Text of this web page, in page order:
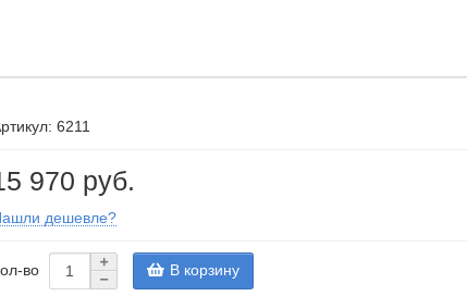
6211
970 руб.
дешевле?
во В корзину